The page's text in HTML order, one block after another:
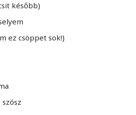
később)
ez csöppet sok!)